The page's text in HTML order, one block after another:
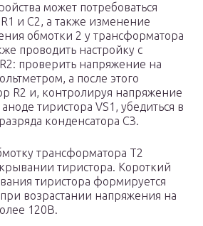
может потребоваться
и С2, а также изменение
обмотки 2 у трансформатора
проводить настройку с
проверить напряжение на
а после этого
R2 и, контролируя напряжение
тиристора VS1, убедиться в
конденсатора СЗ.
трансформатора Т2
тиристора. Короткий
тиристора формируется
возрастании напряжения на
120В.